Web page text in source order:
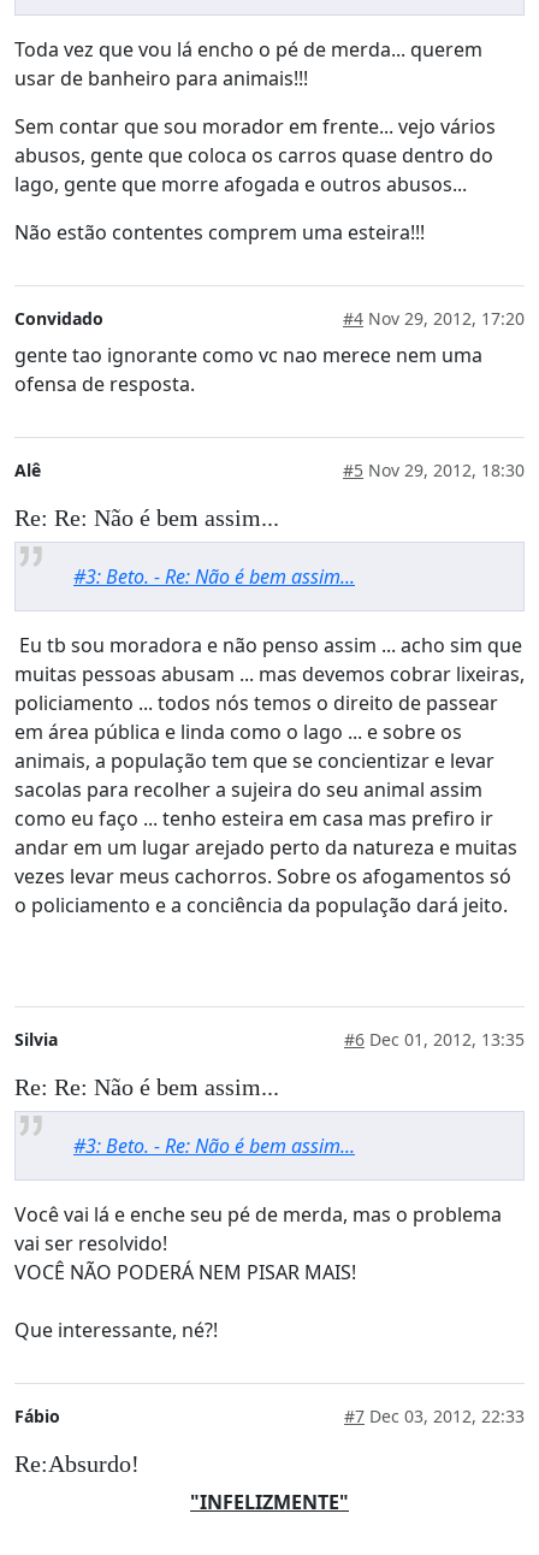
Toda vez que vou lá encho o pé de merda... querem
usar de banheiro para animais!!!
Sem contar que sou morador em frente... vejo vários
abusos, gente que coloca os carros quase dentro do
lago, gente que morre afogada e outros abusos...
Não estão contentes comprem uma esteira!!!
Convidado #4 Nov 29, 2012, 17:20
gente tao ignorante como vc nao merece nem uma
ofensa de resposta.
Alê #5 Nov 29, 2012, 18:30
Re: Re: Não é bem assim...
#3: Beto. - Re: Não é bem assim...
Eu tb sou moradora e não penso assim ... acho sim que
muitas pessoas abusam ... mas devemos cobrar lixeiras,
policiamento ... todos nós temos o direito de passear
em área pública e linda como o lago ... e sobre os
animais, a população tem que se concientizar e levar
sacolas para recolher a sujeira do seu animal assim
como eu faço ... tenho esteira em casa mas prefiro ir
andar em um lugar arejado perto da natureza e muitas
vezes levar meus cachorros. Sobre os afogamentos só
o policiamento e a conciência da população dará jeito.
Silvia #6 Dec 01, 2012, 13:35
Re: Re: Não é bem assim...
#3: Beto. - Re: Não é bem assim...
Você vai lá e enche seu pé de merda, mas o problema
vai ser resolvido!
VOCÊ NÃO PODERÁ NEM PISAR MAIS!
Que interessante, né?!
Fábio #7 Dec 03, 2012, 22:33
Re:Absurdo!
"INFELIZMENTE"